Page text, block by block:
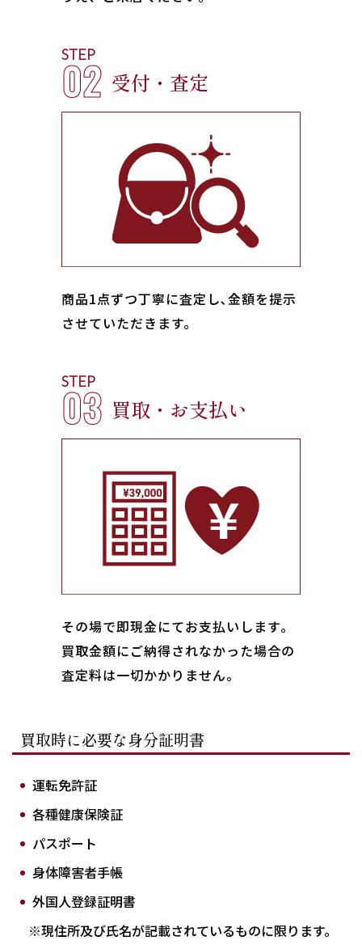
STEP
02 受付・査定
商品1点ずつ丁寧に査定し､金額を提示
させていただきます。
STEP
03 買取・お支払い
その場で即現金にてお支払いします｡
買取金額にご納得されなかった場合の
査定料は一切かかりません。
買取時に必要な身分証明書
運転免許証
各種健康保険証
パスポート
身体障害者手帳
外国人登録証明書
※現住所及び氏名が記載されているものに限ります。